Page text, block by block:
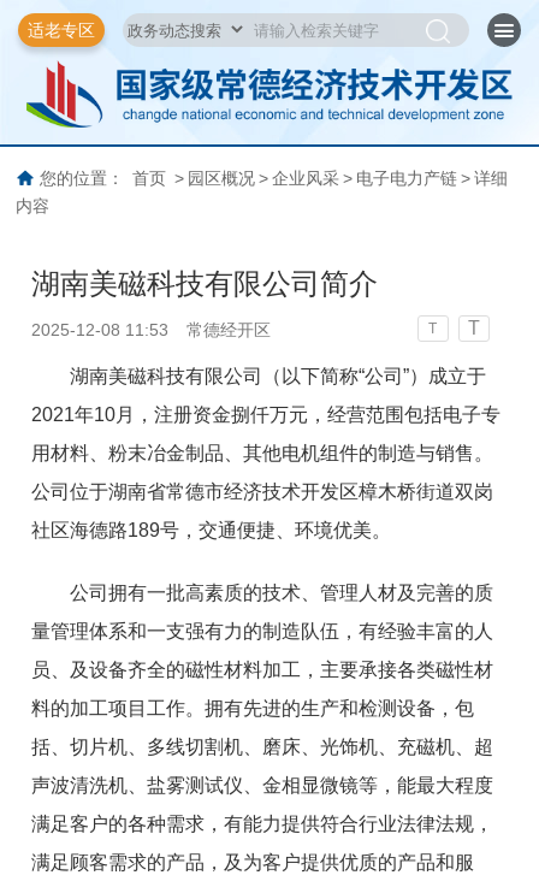
适老专区
您的位置： 首页 > 园区概况 > 企业风采 > 电子电力产链 > 详细
内容
湖南美磁科技有限公司简介
2025-12-08 11:53 常德经开区 T T
湖南美磁科技有限公司（以下简称“公司”）成立于
2021年10月
，注册资金捌仟万元 ，经营范围包括电子专
用材料、粉末冶金制品、其他电机组件的制造与销售 。
公司位于湖南省常德市经济技术开发区樟木桥街道双岗
社区海德路189号，交通便捷、环境优美。
公司拥有一批高素质的技术、管理人材及完善的质
量管理体系和一支强有力的制造队伍，有经验丰富的人
员、及设备齐全的磁性材料加工，主要承接各类磁性材
料的加工项目工作。拥有先进的生产和检测设备，包
括 、切片机、多线切割机、磨床、光饰机、充磁机
超
声波清洗机、盐雾测试仪、金相显微镜等，能最大程度
满足客户的各种需求 ，有能力提供符合行业法律法规，
满足顾客需求的产品，及 为客户提供优质的产品和服